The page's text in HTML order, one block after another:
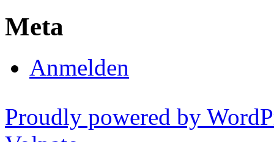
Meta
Anmelden
Proudly powered by